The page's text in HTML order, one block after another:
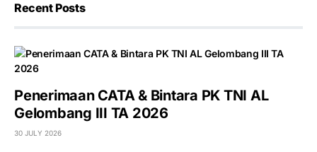
Recent Posts
Penerimaan CATA & Bintara PK TNI AL
Gelombang III TA 2026
30 JULY 2026